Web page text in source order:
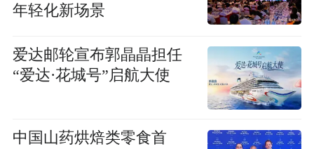
年轻化新场景
爱达邮轮宣布郭晶晶担任
“爱达·花城号”启航大使
中国山药烘焙类零食首